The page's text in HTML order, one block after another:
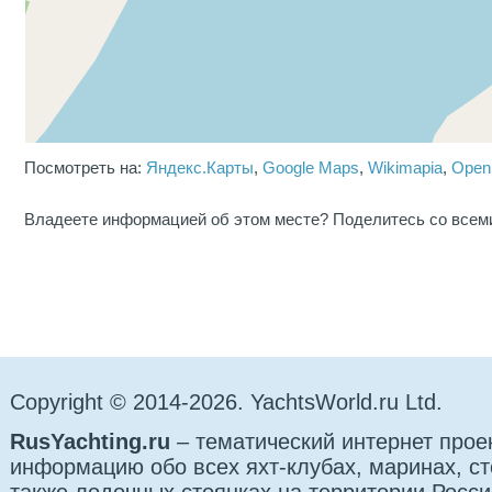
Посмотреть на: Яндекс.Карты,Google Maps,Wikimapia,
Владеете информацией об этом месте? Поделитесь со
Copyright © 2014-2026. YachtsWorld.ru Ltd.
RusYachting.ru – тематический интернет
информацию обо всех яхт-клубах, маринах,